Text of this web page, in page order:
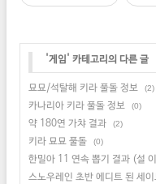
'게임 ' 카테고리의 다른 글
묘묘/석탈해 키라 풀돌 정보 (2)
카나리아 키라 풀돌 정보 (0)
약 180연 가챠 결과 (2)
키라 묘묘 풀돌 (0)
한밀아 11 연속 뽑기 결과 (설
스노우레인 초반 에디트 된 세이